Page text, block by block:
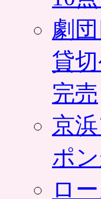
劇
貸
完売
京
ポ
ロ